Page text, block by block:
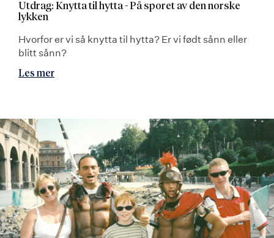
Utdrag: Knytta til hytta - På sporet av den norske
lykken
Hvorfor er vi så knytta til hytta? Er vi født sånn eller
blitt sånn?
Les mer